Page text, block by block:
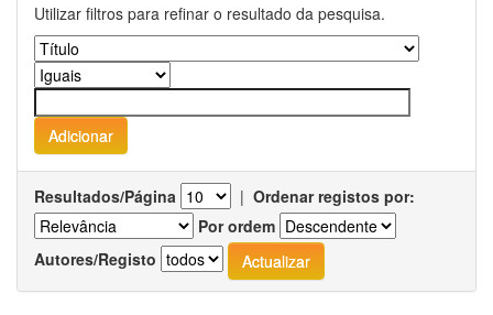
Utilizar filtros para refinar o resultado da pesquisa.
Resultados/Página | Ordenar registos por:
Por ordem
Autores/Registo